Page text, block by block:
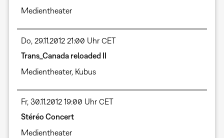
Medientheater
Do, 29.11.2012 21:00 Uhr CET
Trans_Canada reloaded II
Medientheater, Kubus
Fr, 30.11.2012 19:00 Uhr CET
Stéréo Concert
Medientheater